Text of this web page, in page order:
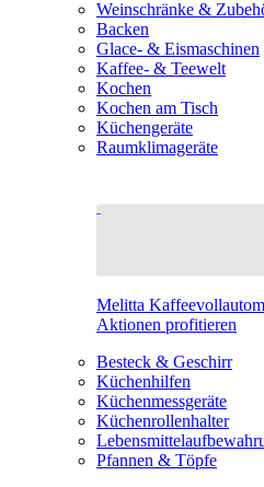
Weinschränke &
Backen
Glace- & Eismaschinen
Kaffee- & Teewelt
Kochen
Kochen am Tisch
Küchengeräte
Raumklimageräte
Melitta
Aktionen profitieren
Besteck & Geschirr
Küchenhilfen
Küchenmessgeräte
Küchenrollenhalter
Pfannen & Töpfe